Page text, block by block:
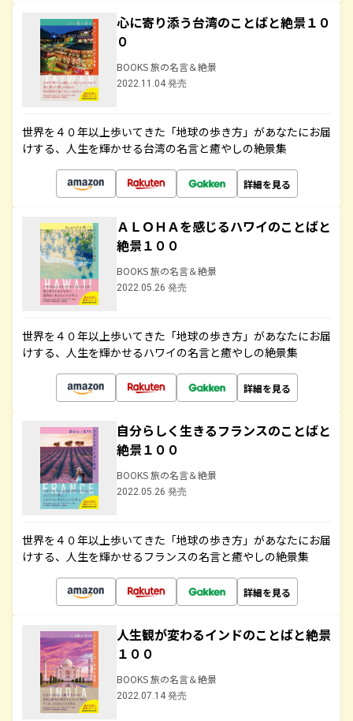
心に寄り添う台湾のことばと絶景１０
０
BOOKS 旅の名言＆絶景
2022.11.04 発売
世界を４０年以上歩いてきた「地球の歩き方」があなたにお届
けする、人生を輝かせる台湾の名言と癒やしの絶景集
詳細を見る
ＡＬＯＨＡを感じるハワイのことばと
絶景１００
BOOKS 旅の名言＆絶景
2022.05.26 発売
世界を４０年以上歩いてきた「地球の歩き方」があなたにお届
けする、人生を輝かせるハワイの名言と癒やしの絶景集
詳細を見る
自分らしく生きるフランスのことばと
絶景１００
BOOKS 旅の名言＆絶景
2022.05.26 発売
世界を４０年以上歩いてきた「地球の歩き方」があなたにお届
けする、人生を輝かせるフランスの名言と癒やしの絶景集
詳細を見る
人生観が変わるインドのことばと絶景
１００
BOOKS 旅の名言＆絶景
2022.07.14 発売